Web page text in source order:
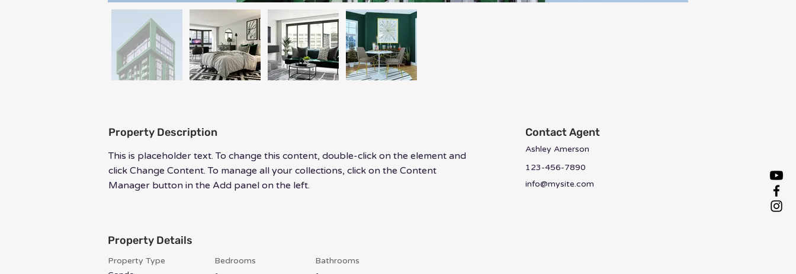
Property Description
This is placeholder text. To change this content, double-click on the element and
click Change Content. To manage all your collections, click on the Content
Manager button in the Add panel on the left.
Contact Agent
Ashley Amerson
123-456-7890
info@mysite.com
Property Details
Property Type
Bedrooms
Bathrooms